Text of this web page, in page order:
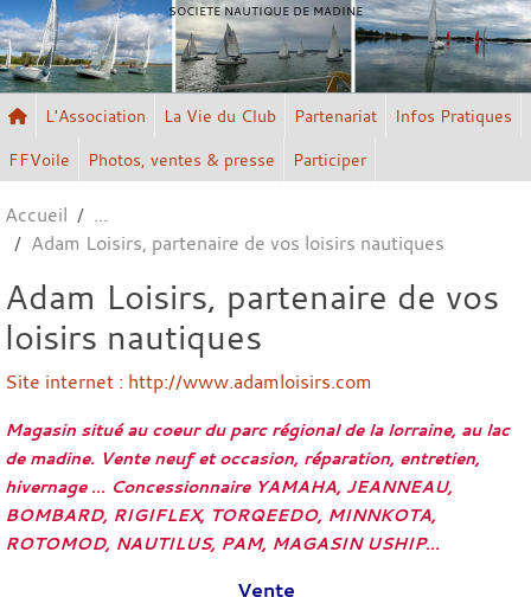
SOCIETE NAUTIQUE DE MADINE
L'Association La Vie du Club Partenariat
Infos Pratiques
FFVoile
Photos, ventes & presse Participer
Accueil
Adam Loisirs, partenaire de vos loisirs nautiques
Adam Loisirs, partenaire de vos
loisirs nautiques
Site internet : http://www.adamloisirs.com
Magasin situé au coeur du parc régional de la lorraine, au lac
de madine. Vente neuf et occasion, réparation, entretien,
hivernage ... Concessionnaire YAMAHA, JEANNEAU,
BOMBARD, RIGIFLEX, TORQEEDO, MINNKOTA,
ROTOMOD, NAUTILUS, PAM, MAGASIN USHIP...
Vente
Panneau de gestion des cookies